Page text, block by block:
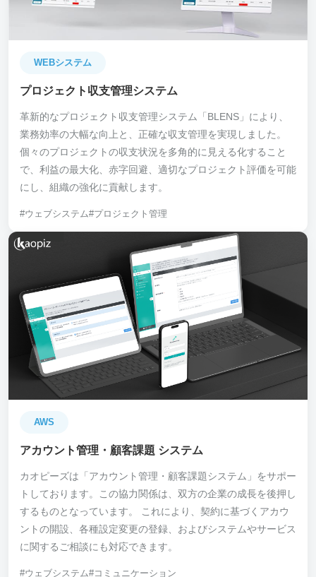
WEBシステム
プロジェクト収支管理システム
革新的なプロジェクト収支管理システム「BLENS」により、
業務効率の大幅な向上と、正確な収支管理を実現しました。
個々のプロジェクトの収支状況を多角的に見える化すること
で、利益の最大化、赤字回避、適切なプロジェクト評価を可能
にし、組織の強化に貢献します。
#ウェブシステム#プロジェクト管理
AWS
アカウント管理・顧客課題 システム
カオピーズは「アカウント管理・顧客課題システム」をサポー
トしております。この協力関係は、双方の企業の成長を後押し
するものとなっています。 これにより、契約に基づくアカウ
ントの開設、各種設定変更の登録、およびシステムやサービス
に関するご相談にも対応できます。
#ウェブシステム#コミュニケーション